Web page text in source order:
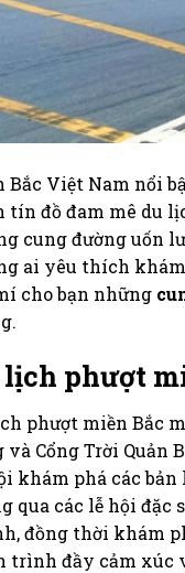
Bắc Việt Nam nổi
tín đồ đam mê du
cung đường uốn
ai yêu thích
cho bạn những
lịch phượt
phượt miền Bắc
và Cổng Trời Quản
khám phá các
qua các lễ hội đặc
đồng thời khám
trình đầy cảm xúc